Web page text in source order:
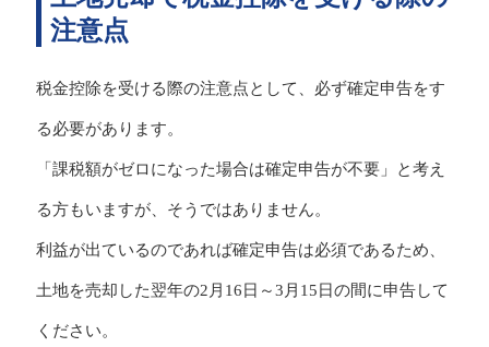
注意点
税金控除を受ける際の注意点として、必ず確定申告をす
る必要があります。
「課税額がゼロになった場合は確定申告が不要」と考え
る方もいますが、そうではありません。
利益が出ているのであれば確定申告は必須であるため、
土地を売却した翌年の2月16日～3月15日の間に申告して
ください。